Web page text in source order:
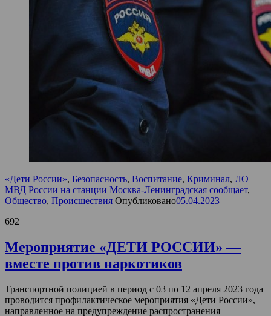
«Дети России», Безопасность, Воспитание, Криминал, ЛО
МВД России на станции Москва-Ленинградская сообщает,
Общество, Происшествия Опубликовано05.04.2023
692
Мероприятие «ДЕТИ РОССИИ» —
вместе против наркотиков
Транспортной полицией в период с 03 по 12 апреля 2023 года
проводится профилактическое мероприятия «Дети России»,
направленное на предупреждение распространения